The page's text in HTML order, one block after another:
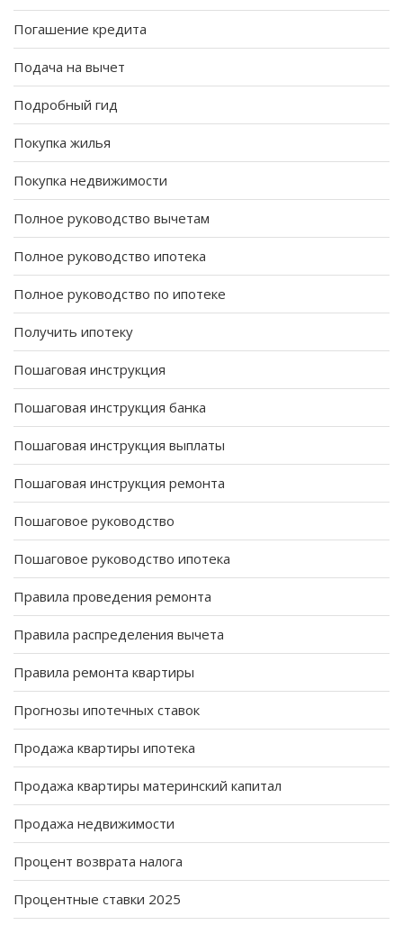
Погашение кредита
Подача на вычет
Подробный гид
Покупка жилья
Покупка недвижимости
Полное руководство вычетам
Полное руководство ипотека
Полное руководство по ипотеке
Получить ипотеку
Пошаговая инструкция
Пошаговая инструкция банка
Пошаговая инструкция выплаты
Пошаговая инструкция ремонта
Пошаговое руководство
Пошаговое руководство ипотека
Правила проведения ремонта
Правила распределения вычета
Правила ремонта квартиры
Прогнозы ипотечных ставок
Продажа квартиры ипотека
Продажа квартиры материнский капитал
Продажа недвижимости
Процент возврата налога
Процентные ставки 2025